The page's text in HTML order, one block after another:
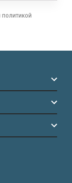
политикой